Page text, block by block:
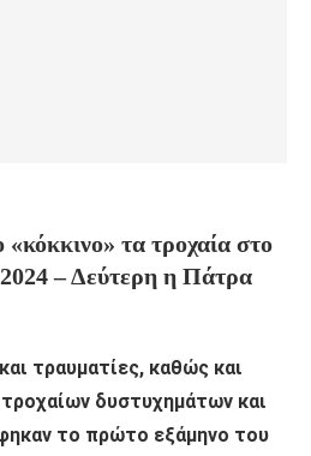
τα τροχαία στο
– Δεύτερη η Πάτρα
τραυματίες, καθώς και
δυστυχημάτων και
το πρώτο εξάμηνο του